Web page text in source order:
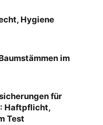
Hygiene
im
für
Haftpflicht,
Test